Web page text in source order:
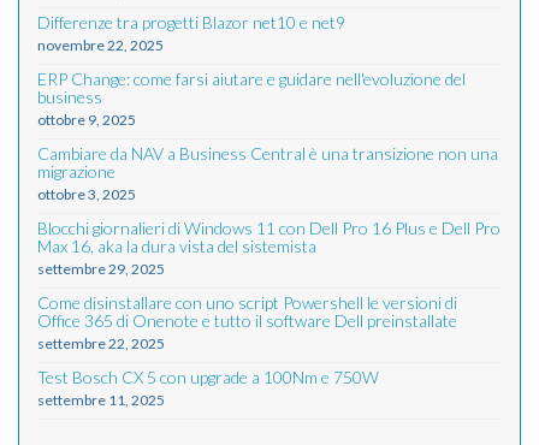
Differenze tra progetti Blazor net10 e net9
novembre 22, 2025
ERP Change: come farsi aiutare e guidare nell'evoluzione del
business
ottobre 9, 2025
Cambiare da NAV a Business Central è una transizione non una
migrazione
ottobre 3, 2025
Blocchi giornalieri di Windows 11 con Dell Pro 16 Plus e Dell Pro
Max 16, aka la dura vista del sistemista
settembre 29, 2025
Come disinstallare con uno script Powershell le versioni di
Office 365 di Onenote e tutto il software Dell preinstallate
settembre 22, 2025
Test Bosch CX 5 con upgrade a 100Nm e 750W
settembre 11, 2025